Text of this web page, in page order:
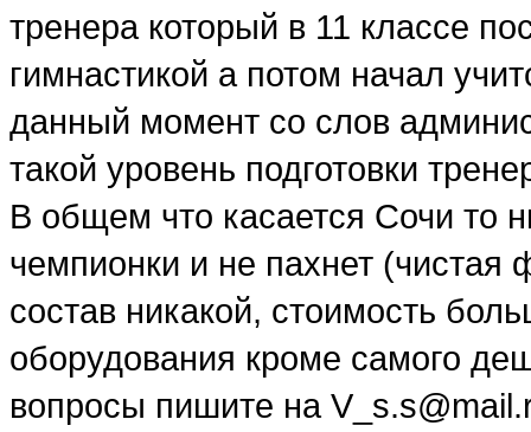
тренера который в 11 классе
гимнастикой а потом начал
данный момент со слов
такой уровень подготовки
В общем что касается Сочи то
чемпионки и не пахнет (чистая
состав никакой, стоимость
оборудования кроме самого
вопросы пишите на